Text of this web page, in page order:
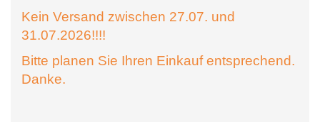
Kein Versand zwischen 27.07. und
31.07.2026!!!!
Bitte planen Sie Ihren Einkauf entsprechend.
Danke.